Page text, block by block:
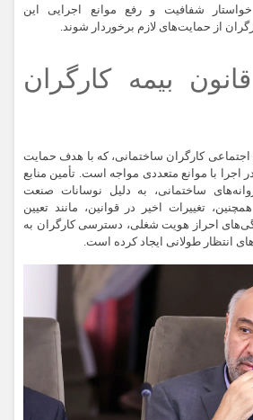
شفافیت و رفع موانع اجرایی این
از حمایت‌های لازم برخوردار شوند.
بیمه کارگران
ماده ۵ بیمه اجتماعی کارگران ساختمانی، که با هدف حمایت
اجرا با موانع متعددی مواجه است. تأمین منابع
ساختمانی، به دلیل نوسانات صنعت
تغییرات اخیر در قوانین، مانند تعیین
احراز هویت شغلی، دسترسی کارگران به
انتظار طولانی ایجاد کرده است.